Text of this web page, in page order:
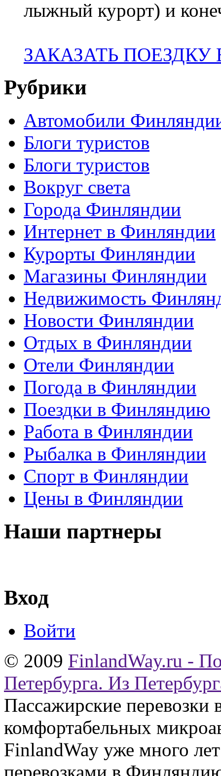
лыжный курорт) и
ЗАКАЗАТЬ
Рубрики
Автомобили
Блоги туристов
Блоги туристов
Вокруг света
Города Финляндии
Интернет в Финляндии
Курорты Финляндии
Магазины Финляндии
Недвижимость
Новости Финляндии
Отдых в Финляндии
Отели Финляндии
Погода в Финляндии
Поездки в Финляндию
Работа в Финляндии
Рыбалка в Финляндии
Спорт в Финляндии
Цены в Финляндии
Наши партнеры
Вход
Войти
© 2009 FinlandWay.ru -
Петербурга. Из
Пассажирские
комфортабельных
FinlandWay уже много